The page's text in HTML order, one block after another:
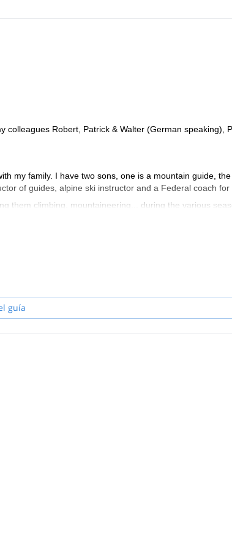
colleagues Robert, Patrick & Walter (German speaking),
my family. I have two sons, one is a mountain guide, the
of guides, alpine ski instructor and a Federal coach for
them climbing, mountaineering... during the various
the charm of the frozen waterfalls.
Spain and Sardinia. I did also several high altitude
Shivling in India (6545m), Cotopaxi and
my secret spots.
guía